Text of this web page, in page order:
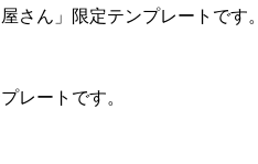
さん」限定テンプレートです。
レートです。